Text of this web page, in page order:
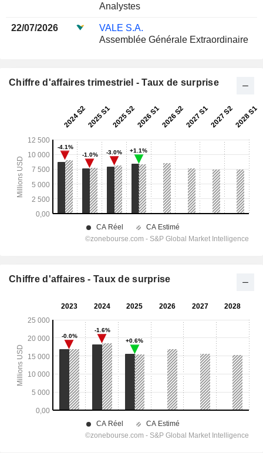
Analystes
22/07/2026
VALE S.A.
Assemblée Générale Extraordinaire
Chiffre d'affaires trimestriel - Taux de surprise
Chiffre d'affaires - Taux de surprise